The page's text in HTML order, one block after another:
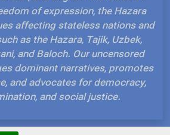
of expression, the Hazara
affecting stateless nations and
as the Hazara, Tajik, Uzbek,
and Baloch. Our uncensored
dominant narratives, promotes
and advocates for democracy,
and social justice.